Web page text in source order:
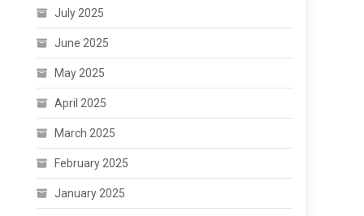
July 2025
June 2025
May 2025
April 2025
March 2025
February 2025
January 2025